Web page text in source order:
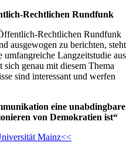
Rechtlichen Rundfunk
Rechtlichen Rundfunk
ausgewogen zu berichten, steht
Langzeitstudie aus
genau mit diesem Thema
sind interessant und werfen
eine unabdingbare
von Demokratien ist“
Mainz<<